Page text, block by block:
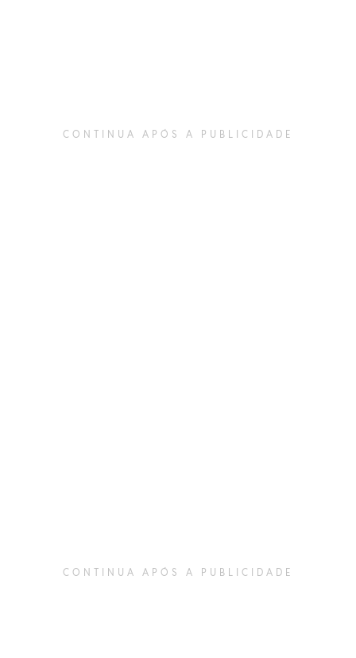
CONTINUA APÓS A PUBLICIDADE
CONTINUA APÓS A PUBLICIDADE